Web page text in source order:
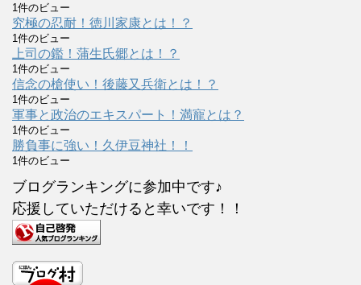
1件のビュー
究極の忍耐！徳川家康とは！？
1件のビュー
上司の鑑！蒲生氏郷とは！？
1件のビュー
信念の槍使い！後藤又兵衛とは！？
1件のビュー
軍事と政治のエキスパート！満寵とは？
1件のビュー
勝負事に強い！久伊豆神社！！
1件のビュー
ブログランキングに参加中です♪
応援していただけると幸いです！！